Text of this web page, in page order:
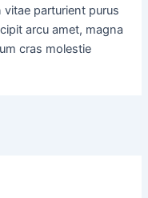
vitae parturient purus
arcu amet, magna
cras molestie